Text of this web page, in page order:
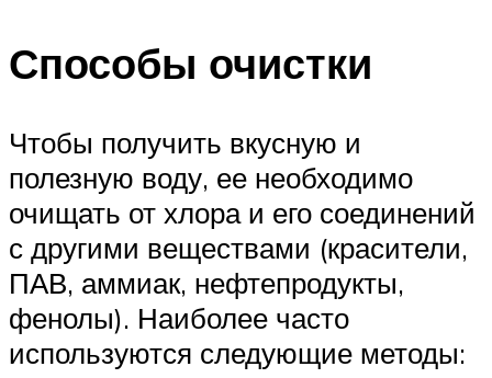
Способы очистки
Чтобы получить вкусную и
полезную воду, ее необходимо
очищать от хлора и его соединений
с другими веществами (красители,
ПАВ, аммиак, нефтепродукты,
фенолы). Наиболее часто
используются следующие методы: